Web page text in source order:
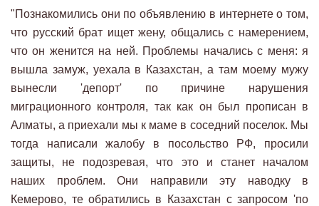
"Познакомились они по объявлению в интернете о том,
что русский брат ищет жену, общались с намерением,
что он женится на ней. Проблемы начались с меня: я
вышла замуж, уехала в Казахстан, а там моему мужу
вынесли 'депорт' по причине нарушения
миграционного контроля, так как он был прописан в
Алматы, а приехали мы к маме в соседний поселок. Мы
тогда написали жалобу в посольство РФ, просили
защиты, не подозревая, что это и станет началом
наших проблем. Они направили эту наводку в
Кемерово, те обратились в Казахстан с запросом 'по